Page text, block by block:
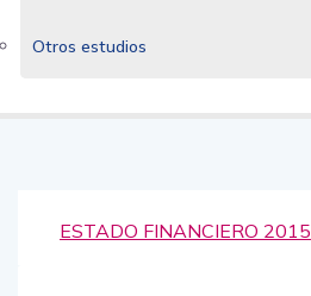
Otros estudios
ESTADO FINANCIERO 2015